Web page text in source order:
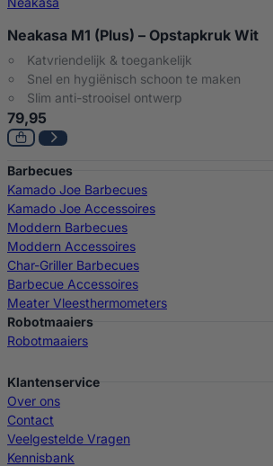
Neakasa M1 (Plus) – Opstapkruk Wit
Katvriendelijk & toegankelijk
Snel en hygiënisch schoon te maken
Slim anti-strooisel ontwerp
79,95
Barbecues
Kamado Joe Barbecues
Kamado Joe Accessoires
Moddern Barbecues
Moddern Accessoires
Char-Griller Barbecues
Barbecue Accessoires
Meater Vleesthermometers
Robotmaaiers
Robotmaaiers
Klantenservice
Over ons
Contact
Veelgestelde Vragen
Kennisbank